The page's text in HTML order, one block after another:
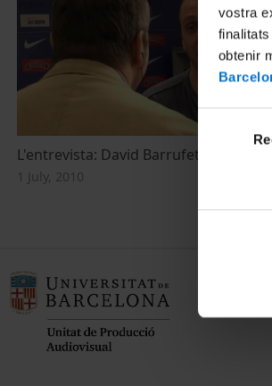
vostra
obtenir
de
L'entrevista: David Barrufet
1 July, 2010